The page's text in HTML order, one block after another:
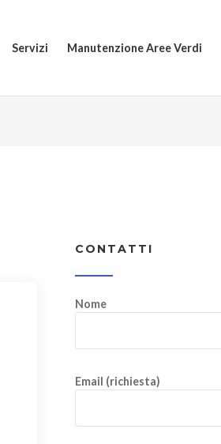
Servizi Manutenzione Aree Verdi
CONTATTI
Nome
Email (richiesta)